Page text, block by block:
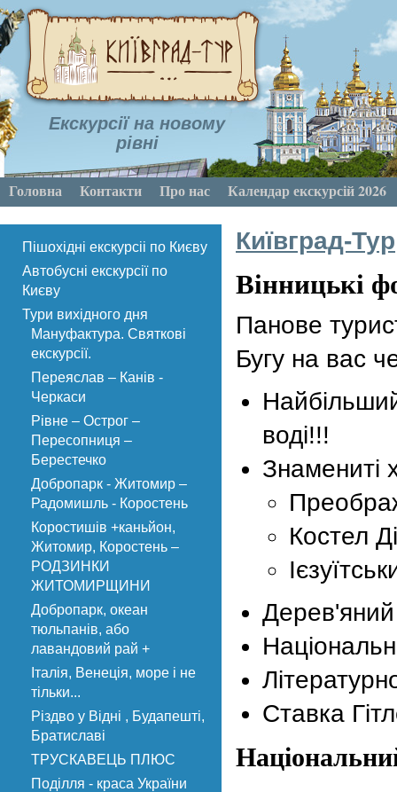
Екскурсії на новому
рівні
Головна Контакти Про нас Календар екскурсій 2026
Пішохідні екскурсіі по Києву
Автобусні екскурсії по
Києву
Тури вихідного дня
Мануфактура. Святкові
екскурсії.
Переяслав – Канів -
Черкаси
Рівне – Острог –
Пересопниця –
Берестечко
Добропарк - Житомир –
Радомишль - Коростень
Коростишів +каньйон,
Житомир, Коростень –
РОДЗИНКИ
ЖИТОМИРЩИНИ
Добропарк, океан
тюльпанів, або
лавандовий рай +
Італія, Венеція, море і не
тільки...
Різдво у Відні , Будапешті,
Братиславі
ТРУСКАВЕЦЬ ПЛЮС
Поділля - краса України
Київград-Тур
Вінницькі
Панове
Бугу на вас
воді!!!
Знамениті
Костел
Ставка